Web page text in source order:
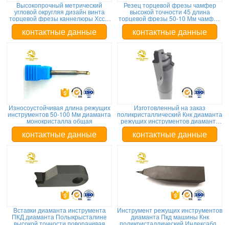
Высокопрочный метрический
угловой округляя дизайн винта
торцевой фрезы каннелюры Хсс 4
торцевой фрезы
контактные данные
Резец торцевой фрезы чамфер
высокой точности 45 длина
торцевой фрезы 50-10 Мм чамфер
степени общая
контактные данные
Износоустойчивая длина режущих
инструментов 50-100 Мм диаманта
монокристалла общая
контактные данные
Изготовленный на заказ
поликристаллический Кнк диаманта
режущих инструментов диаманта
филируя аттестацию СГС
контактные данные
Вставки диаманта инструмента
ПКД диаманта Полыкрысталине
высокой точности поворачивая
Инструмент режущих инструментов
диаманта Пкд машины Кнк
поликристаллический Индексабле